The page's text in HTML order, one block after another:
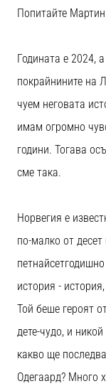
обувки
прецизност,
контрол
мощ
във
докосване.
за
играчи,
Покажи
всички
Попитайте
Годината е 2024,
покрайнините на
чуем неговата
имам огромно
години. Тогава
сме така.
Норвегия е
по-малко от
история -
Той беше героят
дете-чудо, и
какво ще
Одегаард? Много